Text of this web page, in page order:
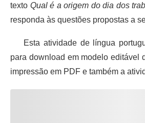
texto Qual é a origem do dia dos
responda às questões propostas a
Esta atividade de língua
para download em modelo editável
impressão em PDF e também a